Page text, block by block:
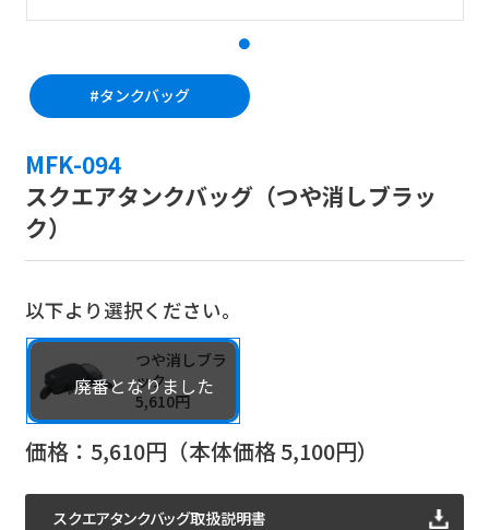
#タンクバッグ
MFK-094
スクエアタンクバッグ（つや消しブラッ
ク）
以下より選択ください。
つや消しブラ
ック
5,610円
価格： 5,610円（本体価格5,100円）
スクエアタンクバッグ取扱説明書